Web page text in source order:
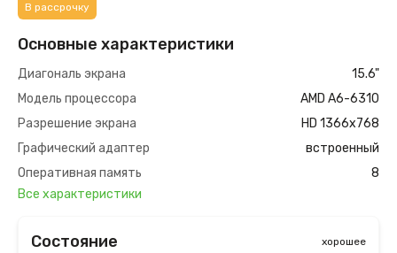
В рассрочку
Основные характеристики
Диагональ экрана
15.6"
Модель процессора
AMD A6-6310
Разрешение экрана
HD 1366х768
Графический адаптер
встроенный
Оперативная память
8
Все характеристики
Состояние хорошее